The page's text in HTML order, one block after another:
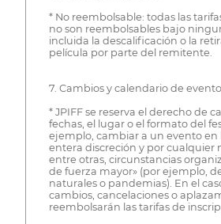
* No reembolsable: todas las
no son reembolsables bajo
incluida la descalificación o la
película por parte del remitente.
7. Cambios y calendario de
* JPIFF se reserva el derecho de
fechas, el lugar o el formato del
ejemplo, cambiar a un evento en
entera discreción y por cualquier
entre otras, circunstancias
de fuerza mayor» (por ejemplo,
naturales o pandemias). En el
cambios, cancelaciones o
reembolsarán las tarifas de